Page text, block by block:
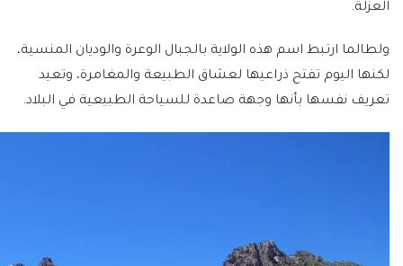
العزلة.
ولطالما ارتبط اسم هذه الولاية بالجبال الوعرة والوديان المنسية،
لكنها اليوم تفتح ذراعيها لعشاق الطبيعة والمغامرة، وتعيد
تعريف نفسها بأنها وجهة صاعدة للسياحة الطبيعية في البلاد.